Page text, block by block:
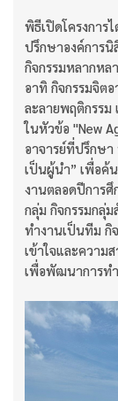
พิธีเปิดโครงการ
ปรึกษาองค์การนิ
กิจกรรมหลากห
อาทิ กิจกรรมจิต
ละลายพฤติกรรม
ในหัวข้อ "New
อาจารย์ที่ปรึกษา
เป็นผู้นำ” เพื่อค้
งานตลอดปีการศึ
กลุ่ม กิจกรรมกลุ่
ทำงานเป็นทีม กิ
เข้าใจและความ
เพื่อพัฒนาการท